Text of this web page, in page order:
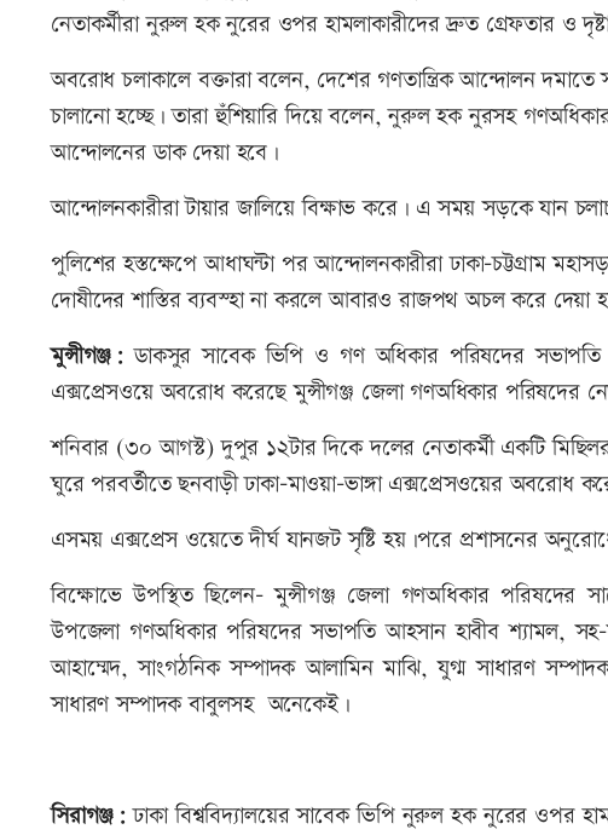
নেতাকর্মীরা নুরুল হক নুরের ওপর হামলাকারীদের দ্রুত গ্রেফতার ও
অবরোধ চলাকালে বক্তারা বলেন, দেশের গণতান্ত্রিক আন্দোলন
চালানো হচ্ছে। তারা হুঁশিয়ারি দিয়ে বলেন, নুরুল হক নুরসহ
আন্দোলনের ডাক দেয়া হবে।
আন্দোলনকারীরা টায়ার জালিয়ে বিক্ষাভ করে। এ সময় সড়কে যান
পুলিশের হস্তক্ষেপে আধাঘন্টা পর আন্দোলনকারীরা ঢাকা-চট্টগ্রাম
দোষীদের শাস্তির ব্যবস্হা না করলে আবারও রাজপথ অচল করে দেয়া
মুন্সীগঞ্জ: ডাকসুর সাবেক ভিপি ও গণ অধিকার পরিষদের সভাপতি
এক্সপ্রেসওয়ে অবরোধ করেছে মুন্সীগঞ্জ জেলা গণঅধিকার পরিষদের
শনিবার (৩০ আগস্ট) দুপুর ১২টার দিকে দলের নেতাকর্মী একটি
ঘুরে পরবর্তীতে ছনবাড়ী ঢাকা-মাওয়া-ভাঙ্গা এক্সপ্রেসওয়ের অবরোধ
এসময় এক্সপ্রেস ওয়েতে দীর্ঘ যানজট সৃষ্টি হয়।পরে প্রশাসনের
বিক্ষোভে উপস্থিত ছিলেন- মুন্সীগঞ্জ জেলা গণঅধিকার
উপজেলা গণঅধিকার পরিষদের সভাপতি আহসান হাবীব শ্যামল,
আহাম্মেদ, সাংগঠনিক সম্পাদক আলামিন মাঝি, যুগ্ম সাধারণ
সাধারণ সম্পাদক বাবুলসহ অনেকেই।
সিরাগঞ্জ:ঢাকা বিশ্ববিদ্যালয়ের সাবেক ভিপি নুরুল হক নুরের ওপর